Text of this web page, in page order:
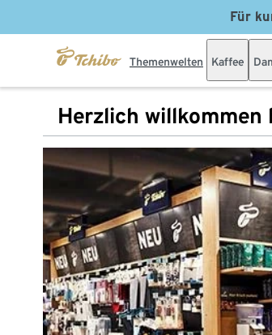
Für
Themenwelten Kaffee
Herzlich willkommen